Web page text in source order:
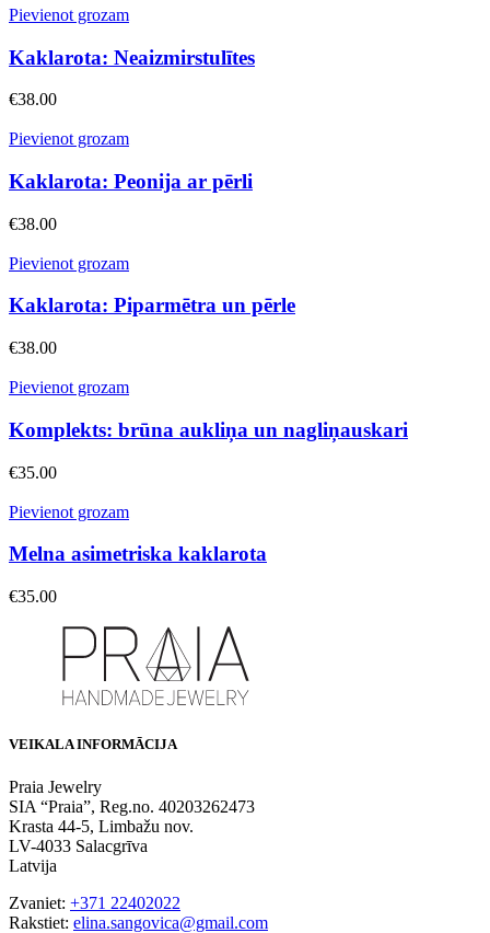
Pievienot grozam
Kaklarota: Neaizmirstulītes
€38.00
Pievienot grozam
Kaklarota: Peonija ar pērli
€38.00
Pievienot grozam
Kaklarota: Piparmētra un pērle
€38.00
Pievienot grozam
Komplekts: brūna aukliņa un nagliņauskari
€35.00
Pievienot grozam
Melna asimetriska kaklarota
€35.00
VEIKALA INFORMĀCIJA
Praia Jewelry
SIA “Praia”, Reg.no. 40203262473
Krasta 44-5, Limbažu nov.
LV-4033 Salacgrīva
Latvija
Zvaniet: +371 22402022
Rakstiet: elina.sangovica@gmail.com